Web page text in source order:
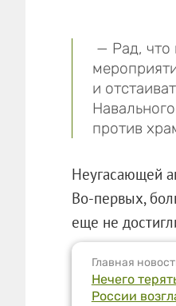
— Рад,
и
против
Неугасающей
Во-первых,
еще не
Главная
Нечего
России